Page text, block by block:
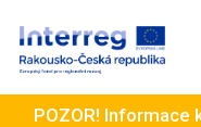
POZOR!